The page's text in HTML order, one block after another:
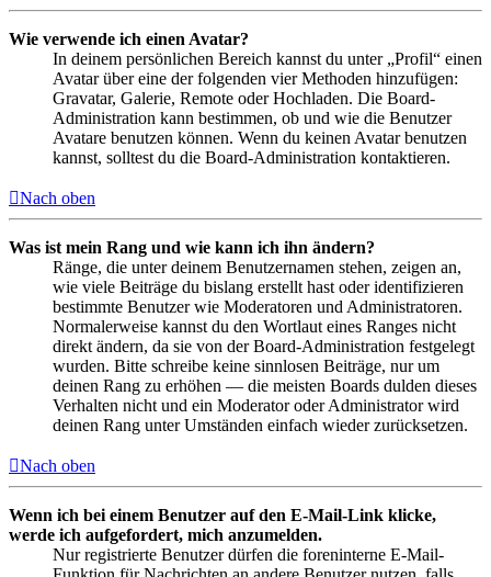
Wie verwende ich einen Avatar?
In deinem persönlichen Bereich kannst du unter „Profil“ einen
Avatar über eine der folgenden vier Methoden hinzufügen:
Gravatar, Galerie, Remote oder Hochladen. Die Board-
Administration kann bestimmen, ob und wie die Benutzer
Avatare benutzen können. Wenn du keinen Avatar benutzen
kannst, solltest du die Board-Administration kontaktieren.
Nach oben
Was ist mein Rang und wie kann ich ihn ändern?
Ränge, die unter deinem Benutzernamen stehen, zeigen an,
wie viele Beiträge du bislang erstellt hast oder identifizieren
bestimmte Benutzer wie Moderatoren und Administratoren.
Normalerweise kannst du den Wortlaut eines Ranges nicht
direkt ändern, da sie von der Board-Administration festgelegt
wurden. Bitte schreibe keine sinnlosen Beiträge, nur um
deinen Rang zu erhöhen — die meisten Boards dulden dieses
Verhalten nicht und ein Moderator oder Administrator wird
deinen Rang unter Umständen einfach wieder zurücksetzen.
Nach oben
Wenn ich bei einem Benutzer auf den E-Mail-Link klicke,
werde ich aufgefordert, mich anzumelden.
Nur registrierte Benutzer dürfen die foreninterne E-Mail-